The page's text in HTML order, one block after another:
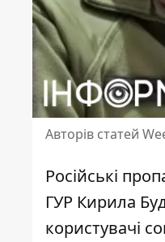
Авторів статей
Російські
ГУР Кирила
користувачі